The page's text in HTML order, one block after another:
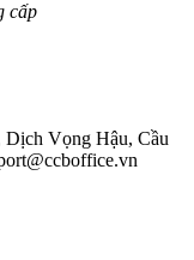
cấp
Dịch Vọng Hậu, Cầu